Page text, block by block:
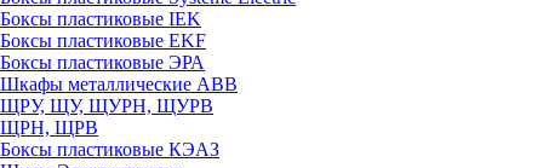
Боксы пластиковые IEK
Боксы пластиковые EKF
Боксы пластиковые ЭРА
Шкафы металлические ABB
ЩРУ, ЩУ, ЩУРН, ЩУРВ
ЩРН, ЩРВ
Боксы пластиковые КЭАЗ